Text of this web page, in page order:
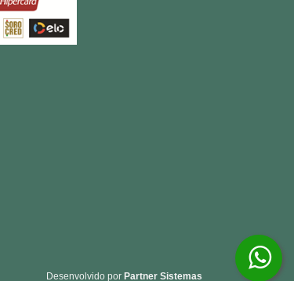
Desenvolvido por Partner Sistemas